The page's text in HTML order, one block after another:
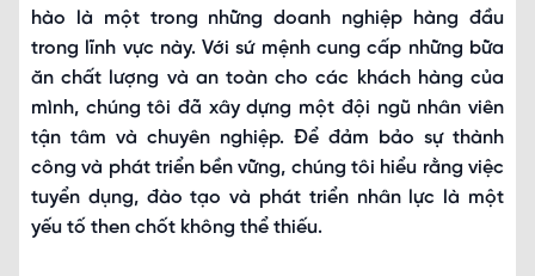
Contact
hào là một trong những doanh nghiệp hàng đầu
trong lĩnh vực này. Với sứ mệnh cung cấp những bữa
ăn chất lượng và an toàn cho các khách hàng của
mình, chúng tôi đã xây dựng một đội ngũ nhân viên
tận tâm và chuyên nghiệp. Để đảm bảo sự thành
công và phát triển bền vững, chúng tôi hiểu rằng việc
tuyển dụng, đào tạo và phát triển nhân lực là một
yếu tố then chốt không thể thiếu.